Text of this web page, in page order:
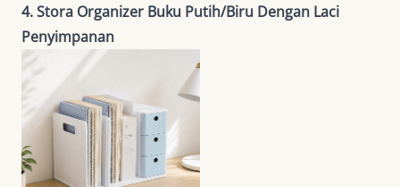
4. Stora Organizer Buku Putih/Biru Dengan Laci
Penyimpanan